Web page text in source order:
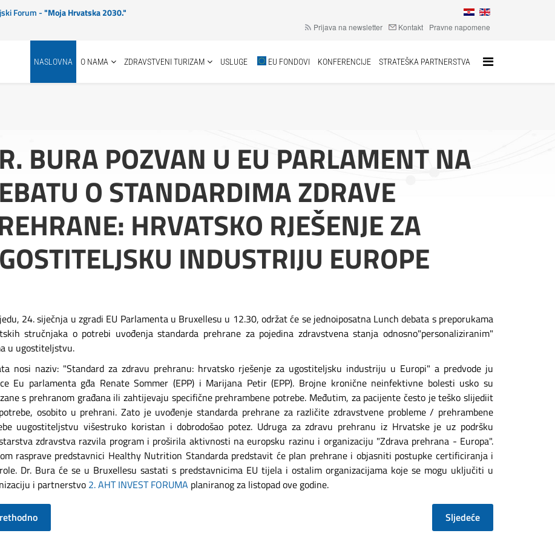
Forum -"Moja Hrvatska 2030."
Prijava na newsletter Kontakt Pravne napomene
NASLOVNA O NAMA ZDRAVSTVENI TURIZAM USLUGE EU FONDOVI KONFERENCIJE STRATEŠKA PARTNERSTVA
BURA POZVAN U EU PARLAMENT NA
O STANDARDIMA ZDRAVE
HRVATSKO RJEŠENJE ZA
INDUSTRIJU EUROPE
24. siječnja u zgradi EU Parlamenta u Bruxellesu u 12.30, održat će se jednoiposatna Lunch debata s preporukama
stručnjaka o potrebi uvođenja standarda prehrane za pojedina zdravstvena stanja odnosno"personaliziranim"
u ugostiteljstvu.
nosi naziv: "Standard za zdravu prehranu: hrvatsko rješenje za ugostiteljsku industriju u Europi" a predvode ju
Eu parlamenta gđa Renate Sommer (EPP) i Marijana Petir (EPP). Brojne kronične neinfektivne bolesti usko su
s prehranom građana ili zahtijevaju specifične prehrambene potrebe. Međutim, za pacijente često je teško slijediit
osobito u prehrani. Zato je uvođenje standarda prehrane za različite zdravstvene probleme / prehrambene
uugostiteljstvu višestruko koristan i dobrodošao potez. Udruga za zdravu prehranu iz Hrvatske je uz podršku
zdravstva razvila program i proširila aktivnosti na europsku razinu i organizaciju "Zdrava prehrana - Europa".
rasprave predstavnici Healthy Nutrition Standarda predstavit će plan prehrane i objasniti postupke certificiranja i
Dr. Bura će se u Bruxellesu sastati s predstavnicima EU tijela i ostalim organizacijama koje se mogu uključiti u
i partnerstvo 2. AHT INVEST FORUMA planiranog za listopad ove godine.
Sljedeće